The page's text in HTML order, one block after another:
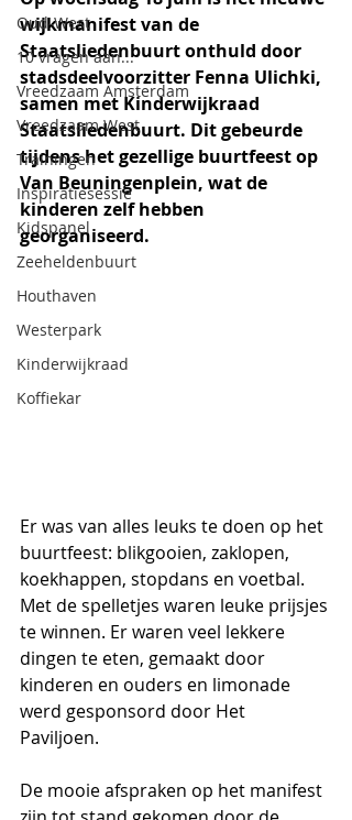
Oud-West
10 vragen aan...
Vreedzaam Amsterdam
Vreedzaam West
Trainingen
Inspiratiesessie
Kidspanel
Zeeheldenbuurt
Houthaven
Westerpark
Kinderwijkraad
Koffiekar
wijkmanifest van de
Staatsliedenbuurt onthuld door
stadsdeelvoorzitter Fenna Ulichki,
samen met Kinderwijkraad
Staatsliedenbuurt. Dit gebeurde
tijdens het gezellige buurtfeest op
Van Beuningenplein, wat de
kinderen zelf hebben
georganiseerd.
Er was van alles leuks te doen op het
buurtfeest: blikgooien, zaklopen,
koekhappen, stopdans en voetbal.
Met de spelletjes waren leuke prijsjes
te winnen. Er waren veel lekkere
dingen te eten, gemaakt door
kinderen en ouders en limonade
werd gesponsord door Het
Paviljoen.
De mooie afspraken op het manifest